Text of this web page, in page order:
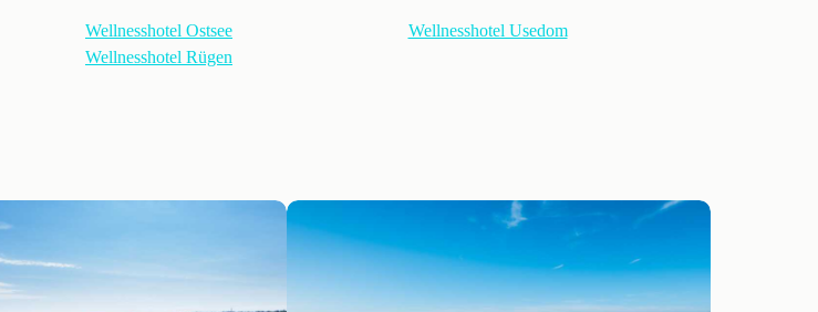
Wellnesshotel Ostsee
Wellnesshotel Rügen
Wellnesshotel Usedom